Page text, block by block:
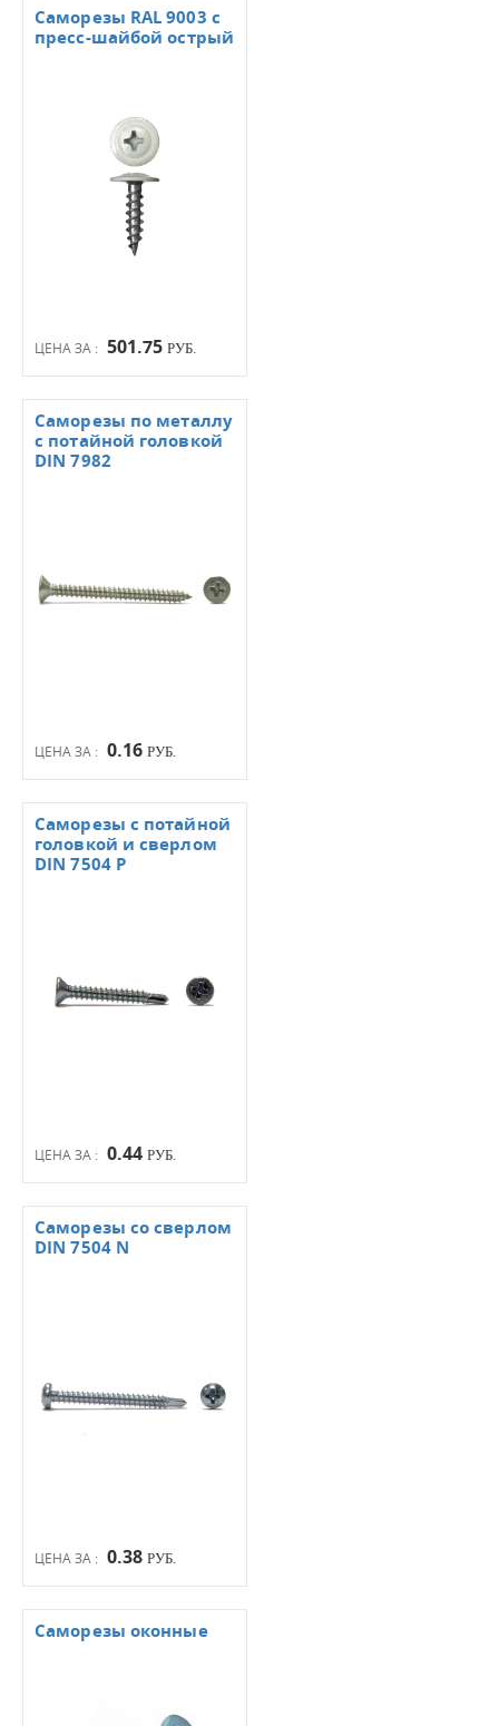
ЦЕНА ЗА : 501.75 РУБ.
Саморезы RAL 9003 с
пресс-шайбой острый
ЦЕНА ЗА : 0.16 РУБ.
Саморезы по металлу
с потайной головкой
DIN 7982
ЦЕНА ЗА : 0.44 РУБ.
Саморезы с потайной
головкой и сверлом
DIN 7504 Р
ЦЕНА ЗА : 0.38 РУБ.
Саморезы со сверлом
DIN 7504 N
Саморезы оконные